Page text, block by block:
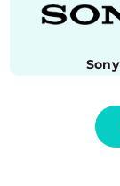
Sony